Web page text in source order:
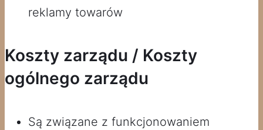
reklamy towarów
Koszty zarządu / Koszty
ogólnego zarządu
Są związane z funkcjonowaniem